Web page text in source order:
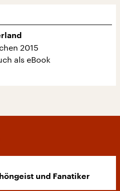
2015
als eBook
und Fanatiker